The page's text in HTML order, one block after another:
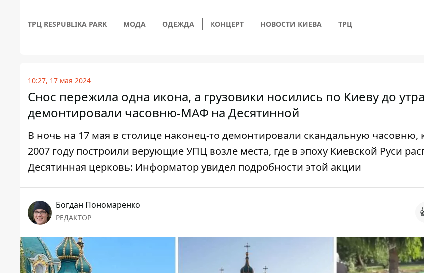
ТРЦ RESPUBLIKA PARK МОДА ОДЕЖДА КОНЦЕРТ НОВОСТИ КИЕВА ТРЦ
10:27, 17 мая 2024
Снос пережила одна икона, а грузовики носились по Киеву до
демонтировали часовню-МАФ на Десятинной
В ночь на 17 мая в столице наконец-то демонтировали скандальную часовню,
2007 году построили верующие УПЦ возле места, где в эпоху Киевской Руси
Десятинная церковь: Информатор увидел подробности этой акции
Богдан Пономаренко
РЕДАКТОР